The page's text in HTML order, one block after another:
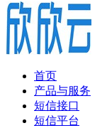
首页
产品与服务
短信接口
短信平台